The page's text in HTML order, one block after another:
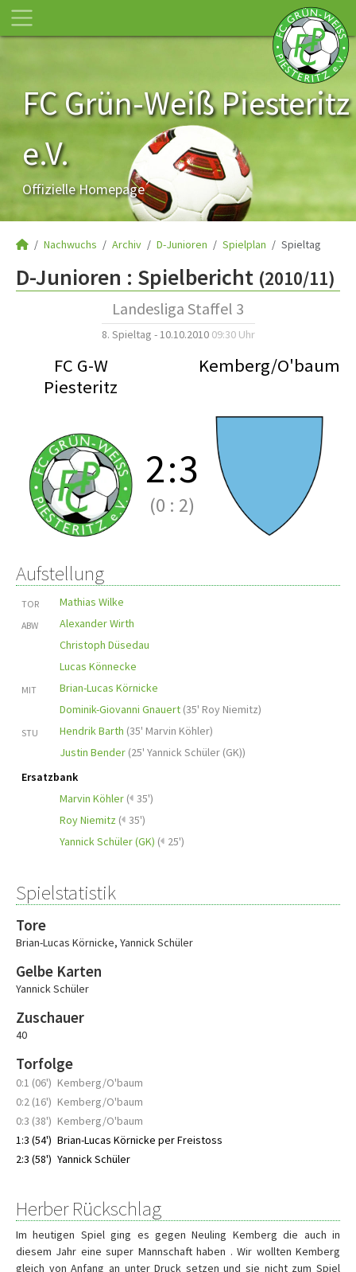
FC Grün-Weiß Piesteritz
e.V.
Offizielle Homepage
Nachwuchs Archiv D-Junioren Spielplan Spieltag
D-Junioren : Spielbericht (2010/11)
Landesliga Staffel 3
8. Spieltag - 10.10.2010 09:30 Uhr
FC G-W
Piesteritz
Kemberg/O'baum
2:3
(0 : 2)
Aufstellung
TOR Mathias Wilke
ABW
Alexander Wirth
Christoph Düsedau
Lucas Könnecke
MIT
Brian-Lucas Körnicke
Dominik-Giovanni Gnauert (35' Roy Niemitz)
STU Hendrik Barth (35' Marvin Köhler)
Justin Bender (25' Yannick Schüler (GK))
Ersatzbank
Marvin Köhler ( 35')
Roy Niemitz ( 35')
Yannick Schüler (GK) ( 25')
Spielstatistik
Tore
Brian-Lucas Körnicke, Yannick Schüler
Gelbe Karten
Yannick Schüler
Zuschauer
40
Torfolge
0:1 (06') Kemberg/O'baum
0:2 (16') Kemberg/O'baum
0:3 (38') Kemberg/O'baum
1:3 (54') Brian-Lucas Körnicke per Freistoss
2:3 (58') Yannick Schüler
Herber Rückschlag
Im heutigen Spiel ging es gegen Neuling Kemberg die auch in
diesem Jahr eine super Mannschaft haben . Wir wollten Kemberg
gleich von Anfang an unter Druck setzen und sie nicht zum Spiel